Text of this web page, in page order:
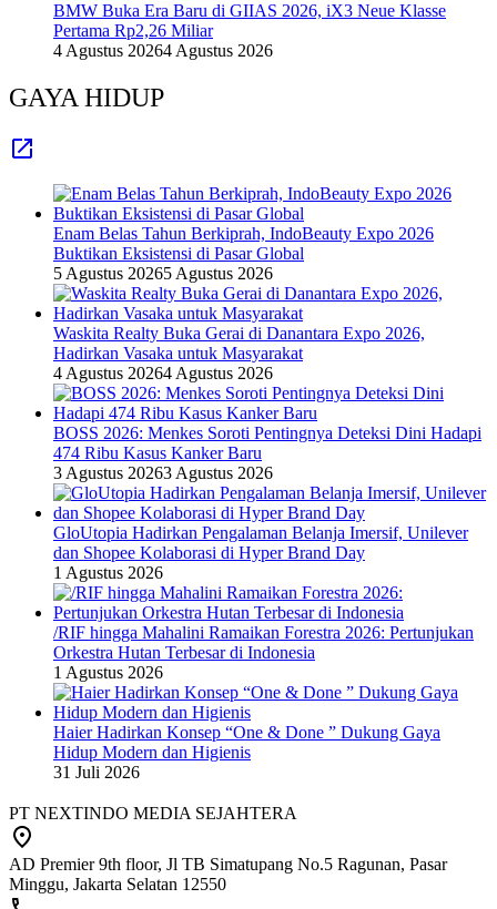
BMW Buka Era Baru di GIIAS 2026, iX3 Neue Klasse
Pertama Rp2,26 Miliar
4 Agustus 20264 Agustus 2026
GAYA HIDUP
Enam Belas Tahun Berkiprah, IndoBeauty Expo 2026
Buktikan Eksistensi di Pasar Global
5 Agustus 20265 Agustus 2026
Waskita Realty Buka Gerai di Danantara Expo 2026,
Hadirkan Vasaka untuk Masyarakat
4 Agustus 20264 Agustus 2026
BOSS 2026: Menkes Soroti Pentingnya Deteksi Dini Hadapi
474 Ribu Kasus Kanker Baru
3 Agustus 20263 Agustus 2026
GloUtopia Hadirkan Pengalaman Belanja Imersif, Unilever
dan Shopee Kolaborasi di Hyper Brand Day
1 Agustus 2026
/RIF hingga Mahalini Ramaikan Forestra 2026: Pertunjukan
Orkestra Hutan Terbesar di Indonesia
1 Agustus 2026
Haier Hadirkan Konsep “One & Done ” Dukung Gaya
Hidup Modern dan Higienis
31 Juli 2026
PT NEXTINDO MEDIA SEJAHTERA
AD Premier 9th floor, Jl TB Simatupang No.5 Ragunan, Pasar
Minggu, Jakarta Selatan 12550